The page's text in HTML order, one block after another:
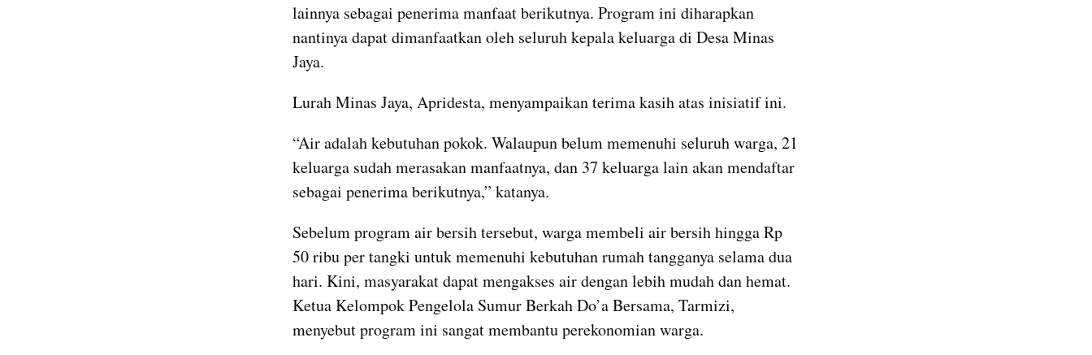
lainnya sebagai penerima manfaat berikutnya. Program ini diharapkan
nantinya dapat dimanfaatkan oleh seluruh kepala keluarga di Desa Minas
Jaya.
Lurah Minas Jaya, Apridesta, menyampaikan terima kasih atas inisiatif ini.
“Air adalah kebutuhan pokok. Walaupun belum memenuhi seluruh warga, 21
keluarga sudah merasakan manfaatnya, dan 37 keluarga lain akan mendaftar
sebagai penerima berikutnya,” katanya.
Sebelum program air bersih tersebut, warga membeli air bersih hingga Rp
50 ribu per tangki untuk memenuhi kebutuhan rumah tangganya selama dua
hari. Kini, masyarakat dapat mengakses air dengan lebih mudah dan hemat.
Ketua Kelompok Pengelola Sumur Berkah Do’a Bersama, Tarmizi,
menyebut program ini sangat membantu perekonomian warga.